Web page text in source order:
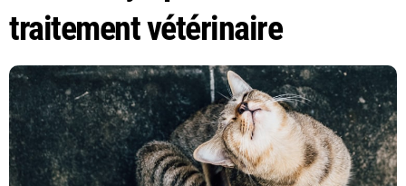
traitement vétérinaire